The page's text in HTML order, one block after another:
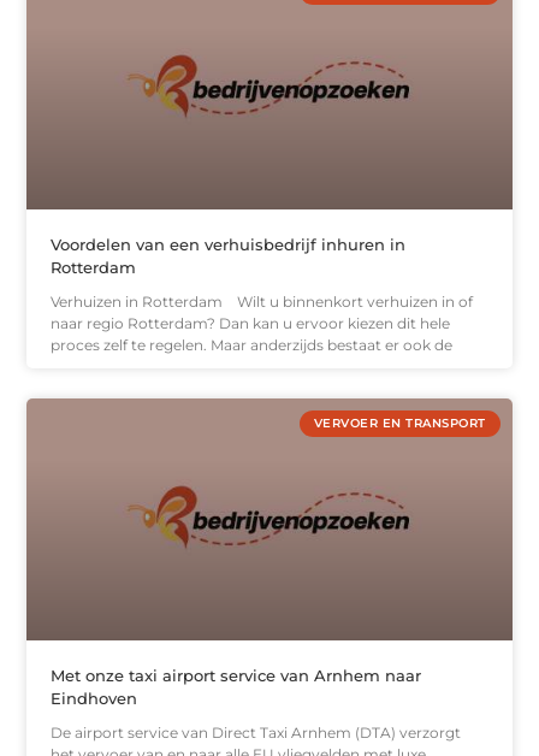
Voordelen van een verhuisbedrijf inhuren in
Rotterdam
Verhuizen in Rotterdam Wilt u binnenkort verhuizen in of
naar regio Rotterdam? Dan kan u ervoor kiezen dit hele
proces zelf te regelen. Maar anderzijds bestaat er ook de
VERVOER EN TRANSPORT
Met onze taxi airport service van Arnhem naar
Eindhoven
De airport service van Direct Taxi Arnhem (DTA) verzorgt